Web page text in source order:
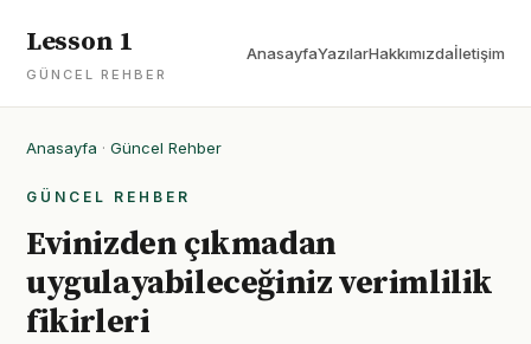
Lesson 1
GÜNCEL REHBER
AnasayfaYazılarHakkımızdaİletişim
Anasayfa · Güncel Rehber
GÜNCEL REHBER
Evinizden çıkmadan
uygulayabileceğiniz verimlilik
fikirleri